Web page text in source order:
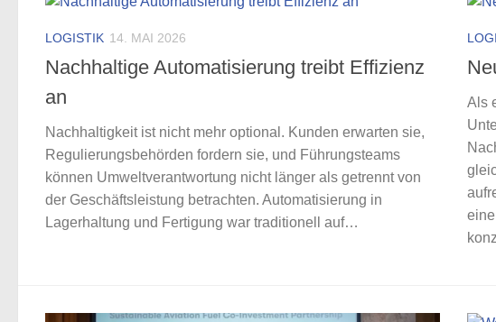
LOGISTIK 14. MAI 2026
Nachhaltige Automatisierung treibt Effizienz
an
Nachhaltigkeit ist nicht mehr optional. Kunden erwarten sie,
Regulierungsbehörden fordern sie, und Führungsteams
können Umweltverantwortung nicht länger als getrennt von
der Geschäftsleistung betrachten. Automatisierung in
Lagerhaltung und Fertigung war traditionell auf…
Als